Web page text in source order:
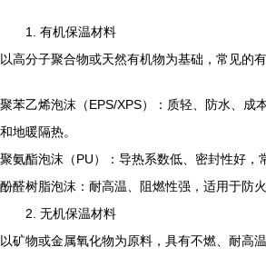
1. 有机保温材料
以高分子聚合物或天然有机物为基础，常见的有
聚苯乙烯泡沫（EPS/XPS）：质轻、防水、成
和地暖隔热。
聚氨酯泡沫（PU）：导热系数低、密封性好，
酚醛树脂泡沫：耐高温、阻燃性强，适用于防火
2. 无机保温材料
以矿物或金属氧化物为原料，具有不燃、耐高温